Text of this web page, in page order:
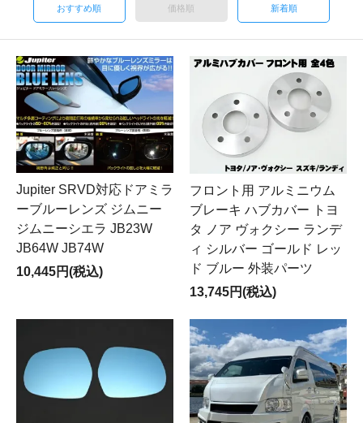
おすすめ順 価格順 新着順
Jupiter SRVD対応ドアミラ
ーブルーレンズ ジムニー
ジムニーシエラ JB23W
JB64W JB74W
10,445円(税込)
フロント用 アルミニウム
ブレーキ ハブカバー トヨ
タ ノア ヴォクシー ランデ
ィ シルバー ゴールド レッ
ド ブルー 外装パーツ
13,745円(税込)